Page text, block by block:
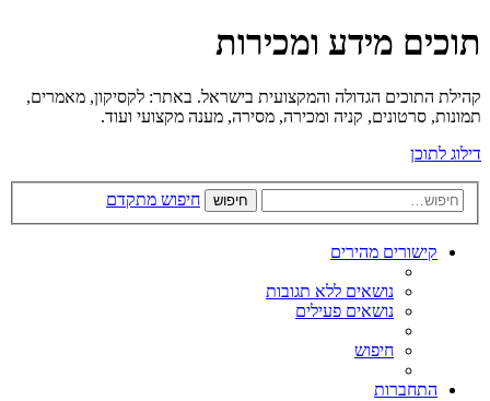
תוכים מידע ומכירות
קהילת התוכים הגדולה והמקצועית בישראל. באתר: לקסיקון, מאמרים,
תמונות, סרטונים, קניה ומכירה, מסירה, מענה מקצועי ועוד.
דילוג לתוכן
חיפוש חיפוש מתקדם
קישורים מהירים
נושאים ללא תגובות
נושאים פעילים
חיפוש
התחברות